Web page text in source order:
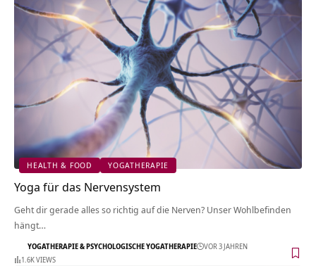
HEALTH & FOOD YOGATHERAPIE
Yoga für das Nervensystem
Geht dir gerade alles so richtig auf die Nerven? Unser Wohlbefinden
hängt…
YOGATHERAPIE & PSYCHOLOGISCHE YOGATHERAPIE
VOR 3 JAHREN
1.6K VIEWS